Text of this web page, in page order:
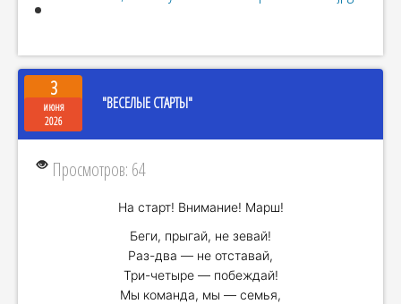
3
июня
2026
"ВЕСЕЛЫЕ СТАРТЫ"
Просмотров: 64
На старт! Внимание! Марш!
Беги, прыгай, не зевай!
Раз-два — не отставай,
Три-четыре — побеждай!
Мы команда, мы — семья,